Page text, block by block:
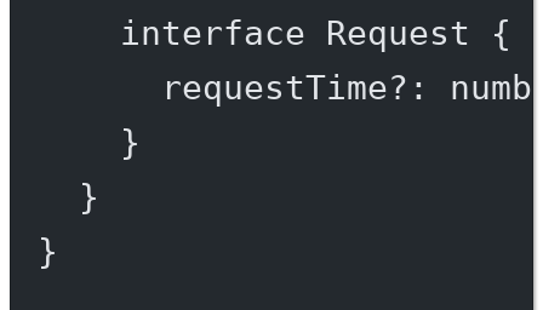
interface Request {
requestTime?:
}
}
}